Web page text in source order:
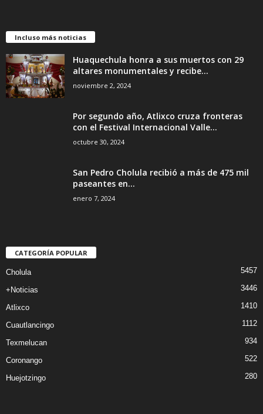
Incluso más noticias
Huaquechula honra a sus muertos con 29
altares monumentales y recibe...
noviembre 2, 2024
Por segundo año, Atlixco cruza fronteras
con el Festival Internacional Valle...
octubre 30, 2024
San Pedro Cholula recibió a más de 475 mil
paseantes en...
enero 7, 2024
CATEGORÍA POPULAR
Cholula 5457
+Noticias 3446
Atlixco 1410
Cuautlancingo 1112
Texmelucan 934
Coronango 522
Huejotzingo 280